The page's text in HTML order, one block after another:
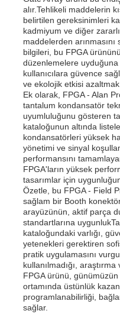
Ürünler
Videolar
Bizim Hakkımızda
Fabrika turu
Kalite Kontrol
Bize Ulaşın
Haberler
Davalar
FPGA Alan
alır.Tehlikeli maddelerin
belirtilen gereksinimleri
kadmiyum ve diğer
maddelerden arınmasını
bilgileri, bu FPGA
düzenlemelere
kullanıcılara güvence
ve ekolojik etkisi azaltmak.
Ek olarak, FPGA - Alan
tantalum kondansatör
uyumluluğunu gösteren
kataloğunun altında
kondansatörleri yüksek
yönetimi ve sinyal
performansını
FPGA'ların yüksek
tasarımlar için
Özetle, bu FPGA - Field
sağlam bir Booth
arayüzünün, aktif parça
standartlarına
kataloğundaki varlığı,
yetenekleri gerektiren
pratik uygulamasını
kullanılmadığı,
FPGA ürünü,
ortamında üstünlük
programlanabilirliği,
sağlar.